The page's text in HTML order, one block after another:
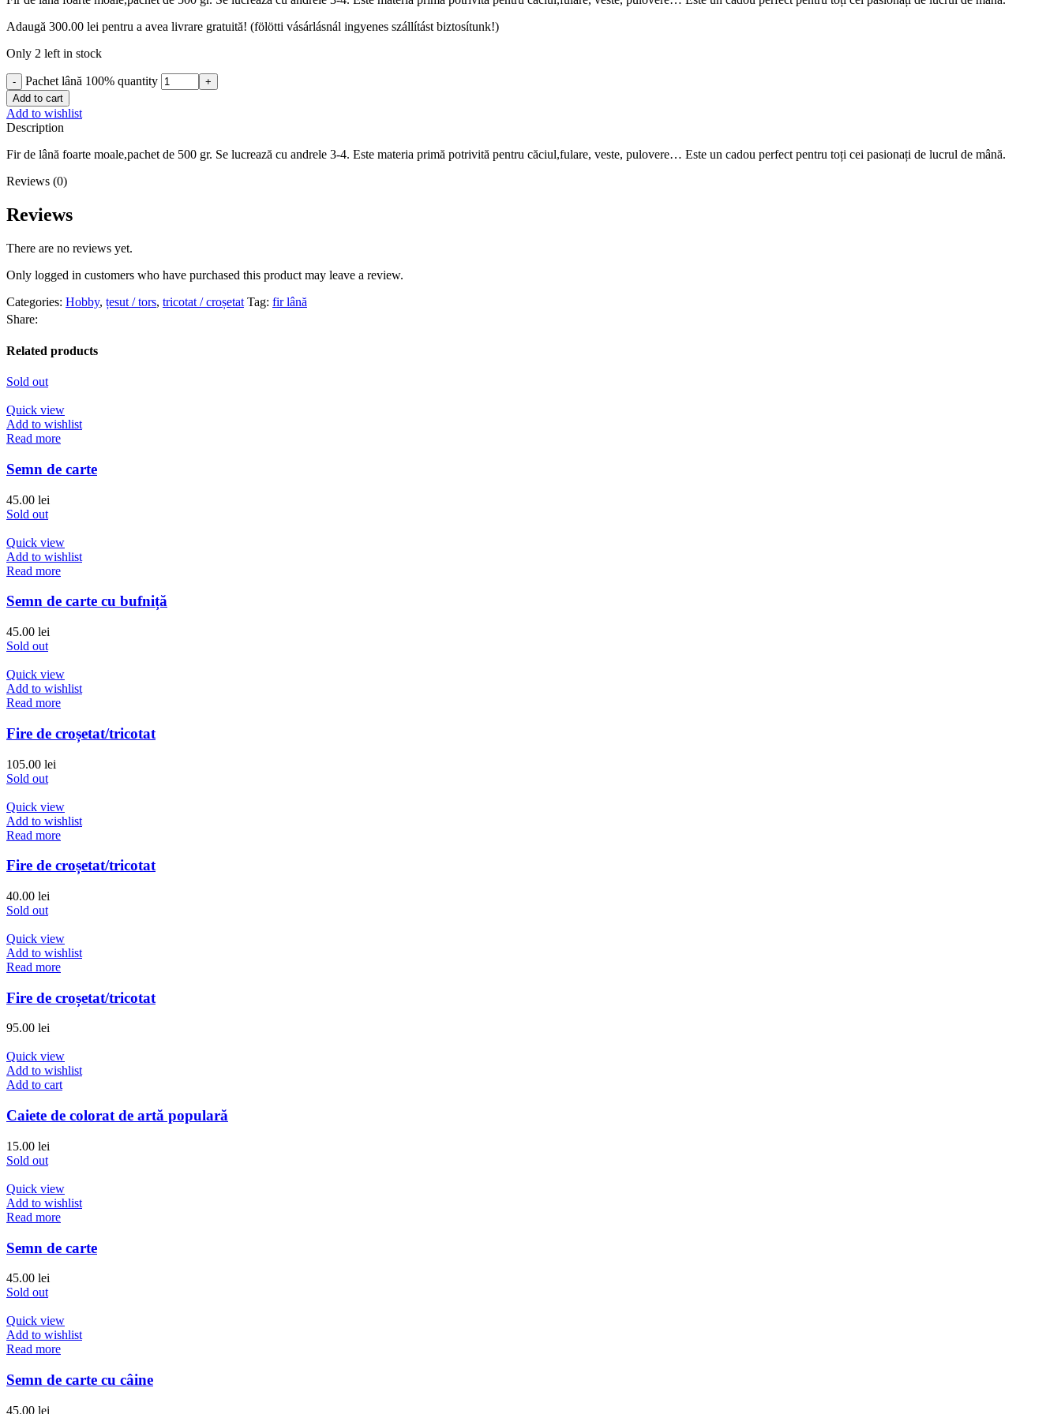
Adaugă 300.00 lei pentru a avea livrare gratuită! (fölötti vásárlásnál ingyenes szállítást biztosítunk!)
Only 2 left in stock
Pachet lână 100% quantity
Add to cart
Add to wishlist
Description
Fir de lână foarte moale,pachet de 500 gr. Se lucrează cu andrele 3-4. Este materia primă potrivită pentru căciul,fulare, veste, pulovere… Este un cadou perfect pentru toți cei pasionați de lucrul de mână.
Reviews (0)
Reviews
There are no reviews yet.
Only logged in customers who have purchased this product may leave a review.
Categories: Hobby, țesut / tors, tricotat / croșetat Tag: fir lână
Share:
Related products
Sold out
Quick view
Add to wishlist
Read more
Semn de carte
45.00 lei
Sold out
Quick view
Add to wishlist
Read more
Semn de carte cu bufniță
45.00 lei
Sold out
Quick view
Add to wishlist
Read more
Fire de croșetat/tricotat
105.00 lei
Sold out
Quick view
Add to wishlist
Read more
Fire de croșetat/tricotat
40.00 lei
Sold out
Quick view
Add to wishlist
Read more
Fire de croșetat/tricotat
95.00 lei
Quick view
Add to wishlist
Add to cart
Caiete de colorat de artă populară
15.00 lei
Sold out
Quick view
Add to wishlist
Read more
Semn de carte
45.00 lei
Sold out
Quick view
Add to wishlist
Read more
Semn de carte cu câine
45.00 lei